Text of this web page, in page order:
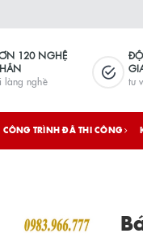
120 NGHỆ
làng nghề tư
CÔNG TRÌNH ĐÃ THI CÔNG